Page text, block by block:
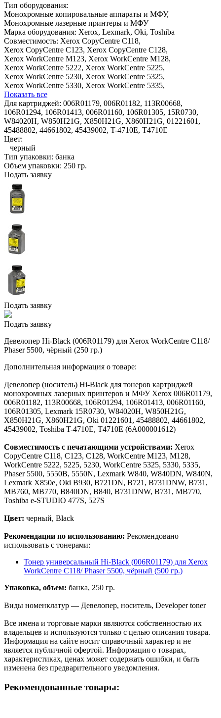
Тип оборудования:
Монохромные копировальные аппараты и МФУ,
Монохромные лазерные принтеры и МФУ
Марка оборудования: Xerox, Lexmark, Oki, Toshiba
Совместимость: Xerox CopyCentre C118,
Xerox CopyCentre C123, Xerox CopyCentre C128,
Xerox WorkCentre M123, Xerox WorkCentre M128,
Xerox WorkCentre 5222, Xerox WorkCentre 5225,
Xerox WorkCentre 5230, Xerox WorkCentre 5325,
Xerox WorkCentre 5330, Xerox WorkCentre 5335,
Показать все
Для картриджей: 006R01179, 006R01182, 113R00668,
106R01294, 106R01413, 006R01160, 106R01305, 15R0730,
W84020H, W850H21G, X850H21G, X860H21G, 01221601,
45488802, 44661802, 45439002, T-4710E, T4710E
Цвет:
черный
Тип упаковки: банка
Объем упаковки: 250 гр.
Подать заявку
Подать заявку
Подать заявку
Девелопер Hi-Black (006R01179) для Xerox WorkCentre C118/
Phaser 5500, чёрный (250 гр.)
Дополнительная информация о товаре:
Девелопер (носитель) Hi-Black для тонеров картриджей
монохромных лазерных принтеров и МФУ Xerox 006R01179,
006R01182, 113R00668, 106R01294, 106R01413, 006R01160,
106R01305, Lexmark 15R0730, W84020H, W850H21G,
X850H21G, X860H21G, Oki 01221601, 45488802, 44661802,
45439002, Toshiba T-4710E, T4710E (6A000001612)
Совместимость с печатающими устройствами: Xerox
CopyCentre C118, C123, C128, WorkCentre M123, M128,
WorkCentre 5222, 5225, 5230, WorkCentre 5325, 5330, 5335,
Phaser 5500, 5550B, 5550N, Lexmark W840, W840DN, W840N,
Lexmark X850e, Oki B930, B721DN, B721, B731DNW, B731,
MB760, MB770, B840DN, B840, B731DNW, B731, MB770,
Toshiba e-STUDIO 477S, 527S
Цвет: черный, Black
Рекомендации по использованию: Рекомендовано
использовать с тонерами:
Тонер универсальный Hi-Black (006R01179) для Xerox
WorkCentre C118/ Phaser 5500, чёрный (500 гр.)
Упаковка, объем: банка, 250 гр.
Виды номенклатур — Девелопер, носитель, Developer toner
Все имена и торговые марки являются собственностью их
владельцев и используются только с целью описания товара.
Информация на сайте носит справочный характер и не
является публичной офертой. Информация о товарах,
характеристиках, ценах может содержать ошибки, и быть
изменена без предварительного уведомления.
Рекомендованные товары: